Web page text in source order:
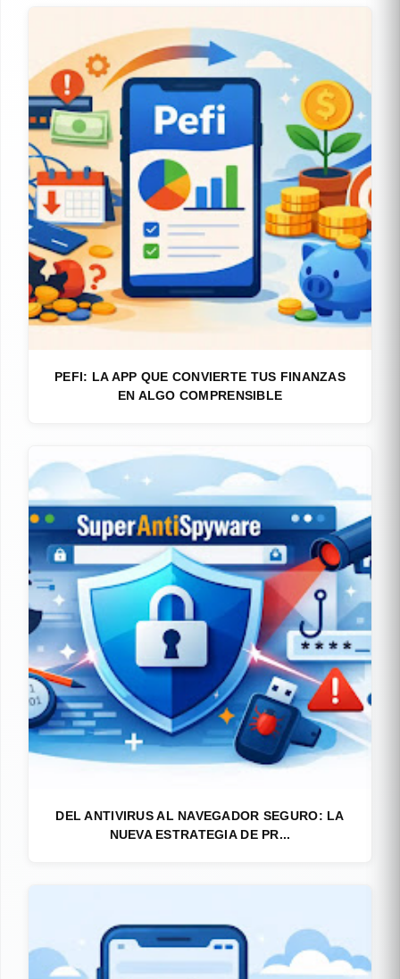
PEFI: LA APP QUE CONVIERTE TUS FINANZAS
EN ALGO COMPRENSIBLE
DEL ANTIVIRUS AL NAVEGADOR SEGURO: LA
NUEVA ESTRATEGIA DE PR...